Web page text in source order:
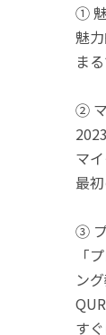
① 魅
魅
ま
② マ
マ
最
③ プ
「
ン
す